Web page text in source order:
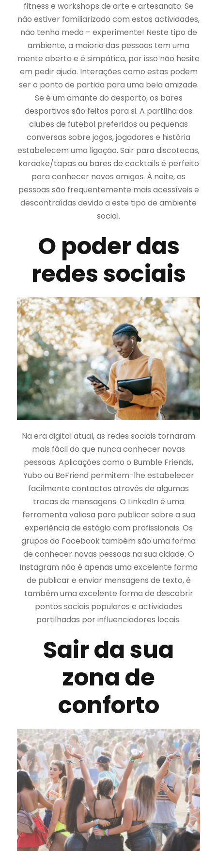
fitness e workshops de arte e artesanato. Se
não estiver familiarizado com estas actividades,
não tenha medo – experimente! Neste tipo de
ambiente, a maioria das pessoas tem uma
mente aberta e é simpática, por isso não hesite
em pedir ajuda. Interações como estas podem
ser o ponto de partida para uma bela amizade.
Se é um amante do desporto, os bares
desportivos são feitos para si. A partilha dos
clubes de futebol preferidos ou pequenas
conversas sobre jogos, jogadores e história
estabelecem uma ligação. Sair para discotecas,
karaoke/tapas ou bares de cocktails é perfeito
para conhecer novos amigos. À noite, as
pessoas são frequentemente mais acessíveis e
descontraídas devido a este tipo de ambiente
social.
O poder das
redes sociais
Na era digital atual, as redes sociais tornaram
mais fácil do que nunca conhecer novas
pessoas. Aplicações como o Bumble Friends,
Yubo ou BeFriend permitem-lhe estabelecer
facilmente contactos através de algumas
trocas de mensagens. O LinkedIn é uma
ferramenta valiosa para publicar sobre a sua
experiência de estágio com profissionais. Os
grupos do Facebook também são uma forma
de conhecer novas pessoas na sua cidade. O
Instagram não é apenas uma excelente forma
de publicar e enviar mensagens de texto, é
também uma excelente forma de descobrir
pontos sociais populares e actividades
partilhadas por influenciadores locais.
Sair da sua
zona de
conforto